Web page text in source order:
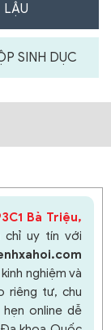
LẬU
SINH DỤC
Bà Triệu,
chỉ uy tín với
nghiệm và
riêng tư, chu
online dễ